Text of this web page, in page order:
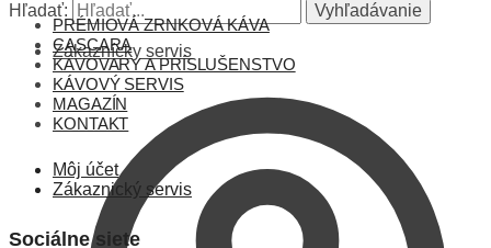
Hľadať: Vyhľadávanie
Zákaznícky servis
PRÉMIOVÁ ZRNKOVÁ KÁVA
CASCARA
KÁVOVARY A PRÍSLUŠENSTVO
KÁVOVÝ SERVIS
MAGAZÍN
KONTAKT
Môj účet
Zákaznický servis
Sociálne siete